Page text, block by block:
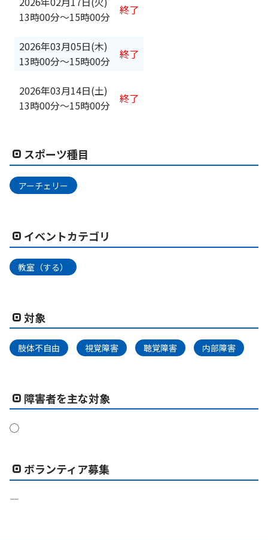
13時00分〜15時00分
終了
2026年03月05日(木)
13時00分〜15時00分
終了
2026年03月14日(土)
13時00分〜15時00分
終了
スポーツ種目
アーチェリー
イベントカテゴリ
教室（する）
対象
肢体不自由 視覚障害 聴覚障害 内部障害
障害者を主な対象
◯
ボランティア募集
―